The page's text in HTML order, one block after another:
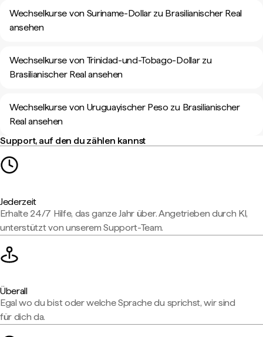
Wechselkurse von Suriname-Dollar zu Brasilianischer Real
ansehen
Wechselkurse von Trinidad-und-Tobago-Dollar zu
Brasilianischer Real ansehen
Wechselkurse von Uruguayischer Peso zu Brasilianischer
Real ansehen
Support, auf den du zählen kannst
Jederzeit
Erhalte 24/7 Hilfe, das ganze Jahr über. Angetrieben durch KI,
unterstützt von unserem Support-Team.
Überall
Egal wo du bist oder welche Sprache du sprichst, wir sind
für dich da.